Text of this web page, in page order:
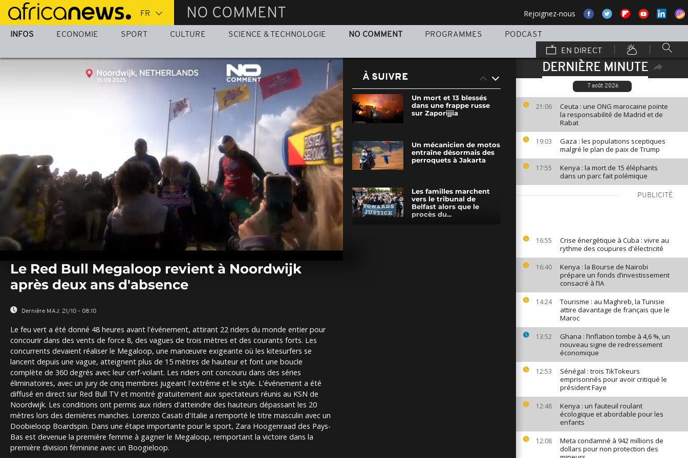
Passer
au
contenu
NO COMMENT Rejoignez-nous
INFOS ECONOMIE SPORT CULTURE SCIENCE & TECHNOLOGIE NO COMMENT PROGRAMMES
PODCAST
EN DIRECT
DERNIÈRE MINUTE
7 août 2026
21:06
Ceuta : une ONG marocaine pointe
la responsabilité de Madrid et de
Rabat
19:03
Gaza : les populations sceptiques
malgré le plan de paix de Trump
17:55
Kenya : la mort de 15 éléphants
dans un parc fait polémique
PUBLICITÉ
16:55
Crise énergétique à Cuba : vivre au
rythme des coupures d'électricité
16:40
Kenya : la Bourse de Nairobi
prépare un fonds d’investissement
consacré à l’IA
14:24
Tourisme : au Maghreb, la Tunisie
attire davantage de français que le
Maroc
13:52
Ghana : l’inflation tombe à 4,6 %, un
nouveau signe de redressement
économique
12:53
Sénégal : trois TikTokeurs
emprisonnés pour avoir critiqué le
président Faye
12:48
Kenya : un fauteuil roulant
écologique et abordable pour les
enfants
12:08
Meta condamné à 942 millions de
dollars pour non protection des
seconds
seconds Volume
Le Red Bull Megaloop revient à Noordwijk
après deux ans d'absence
Dernière MAJ: 21/10 - 08:10
Le feu vert a été donné 48 heures avant l'événement, attirant 22 riders du monde entier pour
concourir dans des vents de force 8, des vagues de trois mètres et des courants forts. Les
concurrents devaient réaliser le Megaloop, une manœuvre exigeante où les kitesurfers se
lancent depuis une vague, atteignent plus de 15 mètres de hauteur et font une boucle
complète de 360 degrés avec leur cerf-volant. Les riders ont concouru dans des séries
éliminatoires, avec un jury de cinq membres jugeant l'extrême et le style. L'événement a été
diffusé en direct sur Red Bull TV et montré gratuitement aux spectateurs réunis au KSN de
Noordwijk. Les conditions ont permis aux riders d'atteindre des hauteurs dépassant les 20
mètres lors des dernières manches. Lorenzo Casati d'Italie a remporté le titre masculin avec un
Doobieloop Boardspin. Dans une étape importante pour le sport, Zara Hoogenraad des Pays-
Bas est devenue la première femme à gagner le Megaloop, remportant la victoire dans la
première division féminine avec un Boogieloop.
À SUIVRE
Un mort et 13 blessés
dans une frappe russe
sur Zaporijjia
Un mécanicien de motos
entraîne désormais des
perroquets à Jakarta
Les familles marchent
vers le tribunal de
Belfast alors que le
procès du...